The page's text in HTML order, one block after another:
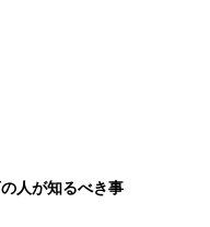
人が知るべき事